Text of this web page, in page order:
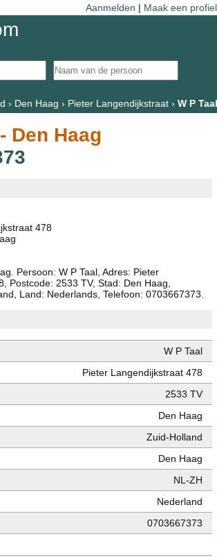
Aanmelden | Maak een profiel
› Den Haag › Pieter Langendijkstraat› W P Taal
Den Haag
478
Persoon: W P Taal, Adres: Pieter
Postcode: 2533 TV, Stad: Den Haag,
Land: Nederlands, Telefoon: 0703667373.
W P Taal
Pieter Langendijkstraat 478
2533 TV
Den Haag
Zuid-Holland
Den Haag
NL-ZH
Nederland
0703667373